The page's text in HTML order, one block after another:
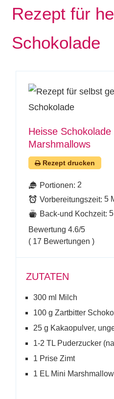
Rezept für
Schokolade
Heisse Schokolade
Marshmallows
Rezept drucken
Portionen: 2
Vorbereitungszeit: 5
Back-und Kochzeit:
Bewertung 4.6/5
( 17 Bewertungen )
ZUTATEN
300 ml Milch
100 g Zartbitter
25 g Kakaopulver,
1-2 TL Puderzucker
1 Prise Zimt
1 EL Mini